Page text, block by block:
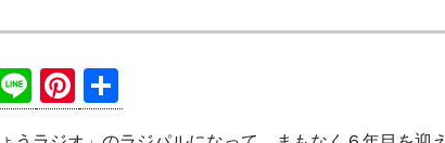
P
Li
n
Pi
nt 有